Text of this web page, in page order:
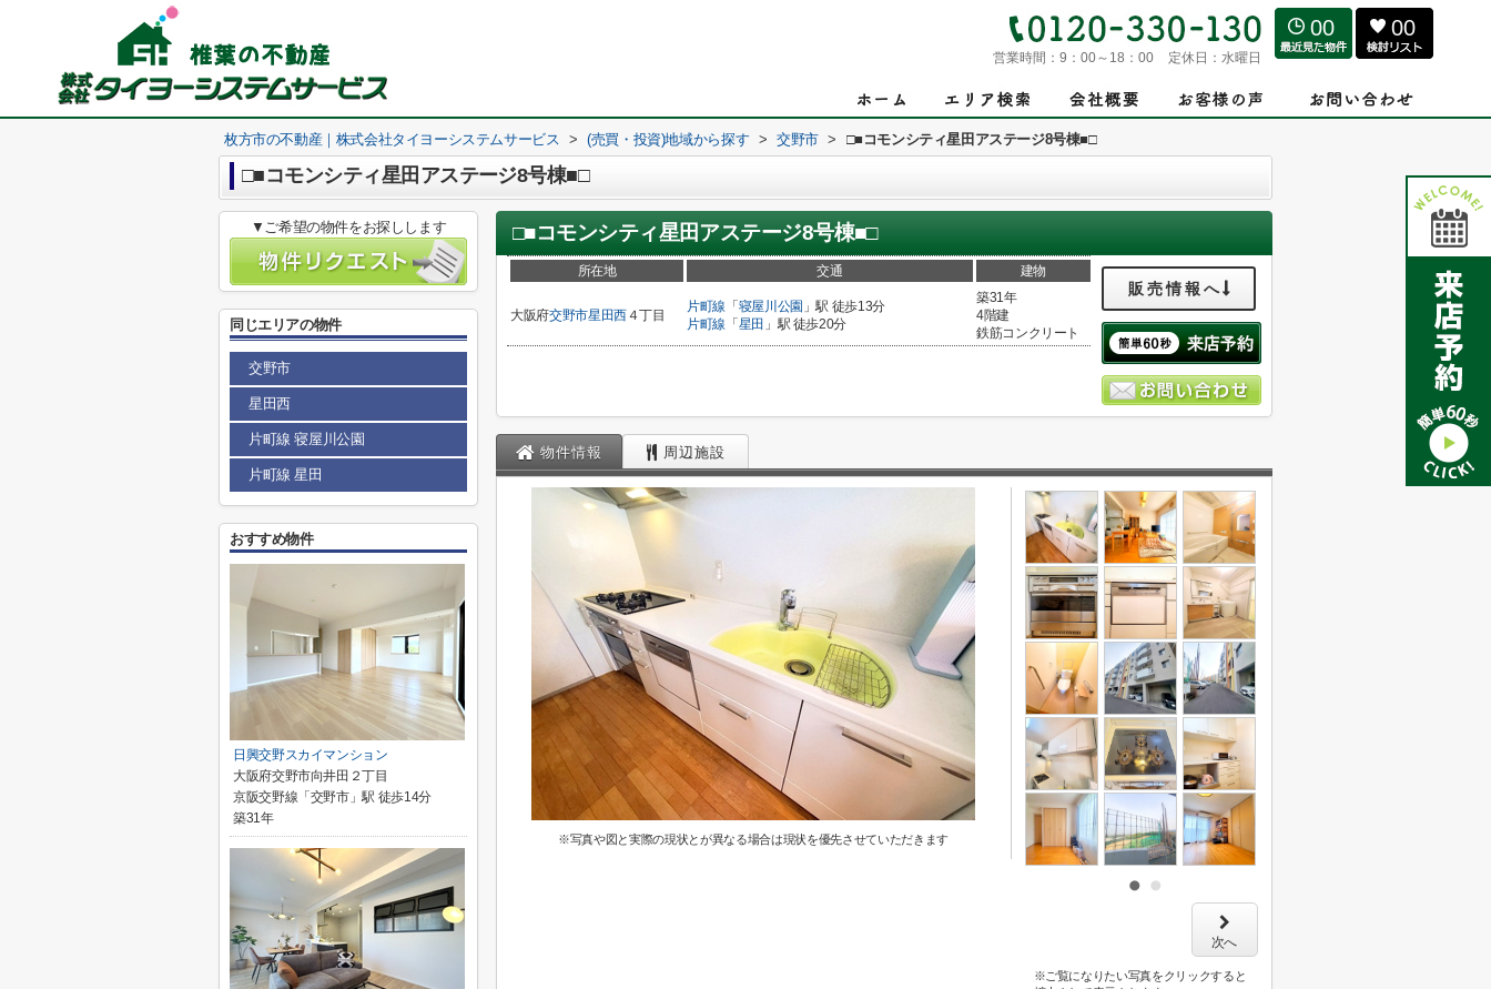
営業時間： 9：00～18：00 定休日： 水曜日
00 00
枚方市の不動産｜株式会社タイヨーシステムサービス > (売買・投資)地域から探す > 交野市 > □■コモンシティ星田アステージ8号棟■□
□■コモンシティ星田アステージ8号棟■□
□■コモンシティ星田アステージ8号棟■□
所在地 交通 建物
大阪府交野市星田西４丁目
片町線 「 寝屋川公園 」駅 徒歩13分
片町線 「 星田 」駅 徒歩20分
築31年
4階建
鉄筋コンクリート
販売情報へ
物件情報 周辺施設
※写真や図と実際の現状とが異なる場合は現状を優先させていただきます
次へ
※ご覧になりたい写真をクリックすると
▼ご希望の物件をお探しします
同じエリアの物件
交野市
星田西
片町線 寝屋川公園
片町線 星田
おすすめ物件
日興交野スカイマンション
大阪府交野市向井田２丁目
京阪交野線「交野市」駅 徒歩14分
築31年